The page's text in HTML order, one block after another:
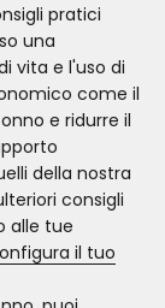
pratici
una
vita e l'uso di
come il
e ridurre il
della nostra
consigli
alle tue
il tuo